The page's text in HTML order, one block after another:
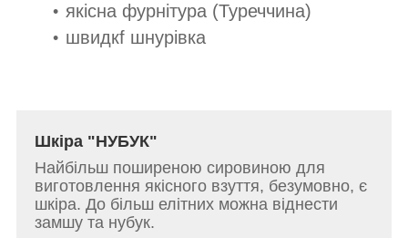
якісна фурнітура (Туреччина)
швидкf шнурівка
Шкіра "НУБУК"
Найбільш поширеною сировиною для
виготовлення якісного взуття, безумовно, є
шкіра. До більш елітних можна віднести
замшу та нубук.